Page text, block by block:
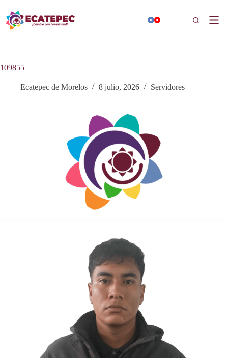
contenido
Buscar
109855
Ecatepec de Morelos 8 julio, 2026 Servidores